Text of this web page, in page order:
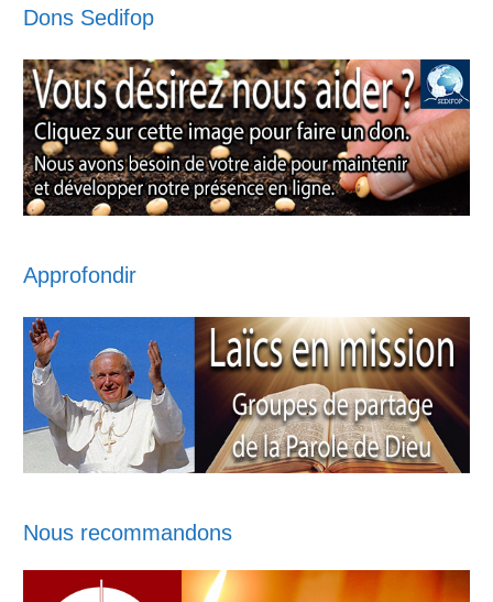
Dons Sedifop
Approfondir
Nous recommandons